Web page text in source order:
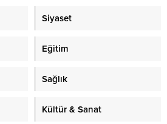
Siyaset
Eğitim
Sağlık
Kültür & Sanat